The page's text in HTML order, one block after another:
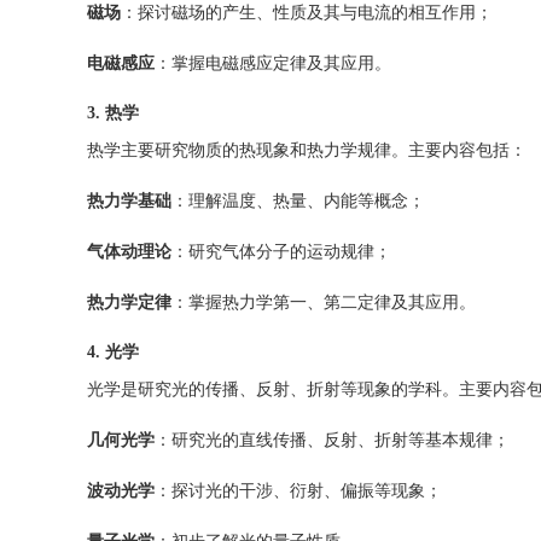
磁场 ：探讨磁场的产生、性质及其与电流的相互作用；
电磁感应 ：掌握电磁感应定律及其应用。
3. 热学
热学主要研究物质的热现象和热力学规律。主要内容包括：
热力学基础 ：理解温度、热量、内能等概念；
气体动理论 ：研究气体分子的运动规律；
热力学定律：掌握热力学第一、第二定律及其应用。
4. 光学
光学是研究光的传播、反射、折射等现象的学科。主要内容
几何光学 ：研究光的直线传播、反射、折射等基本规律；
波动光学 ：探讨光的干涉、衍射、偏振等现象；